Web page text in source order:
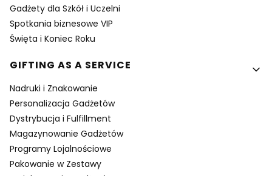
Gadżety dla Szkół i Uczelni
Spotkania biznesowe VIP
Święta i Koniec Roku
GIFTING AS A SERVICE
Nadruki i Znakowanie
Personalizacja Gadżetów
Dystrybucja i Fulfillment
Magazynowanie Gadżetów
Programy Lojalnościowe
Pakowanie w Zestawy